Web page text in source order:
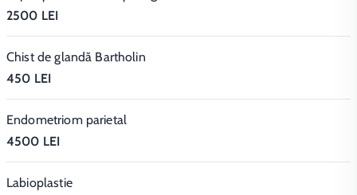
2500 LEI
Chist de glandă Bartholin
450 LEI
Endometriom parietal
4500 LEI
Labioplastie